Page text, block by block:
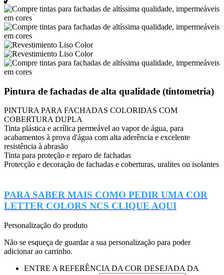
Pintura de fachadas de alta qualidade (tintometria)
PINTURA PARA FACHADAS COLORIDAS COM
COBERTURA DUPLA
Tinta plástica e acrílica permeável ao vapor de água, para
acabamentos à prova d'água com alta aderência e excelente
resistência à abrasão
Tinta para proteção e reparo de fachadas
Protecção e decoração de fachadas e coberturas, uralites ou isolantes
PARA SABER MAIS COMO PEDIR UMA COR
LETTER COLORS NCS CLIQUE AQUI
Personalização do produto
Não se esqueça de guardar a sua personalização para poder
adicionar ao carrinho.
ENTRE A REFERÊNCIA DA COR DESEJADA DA